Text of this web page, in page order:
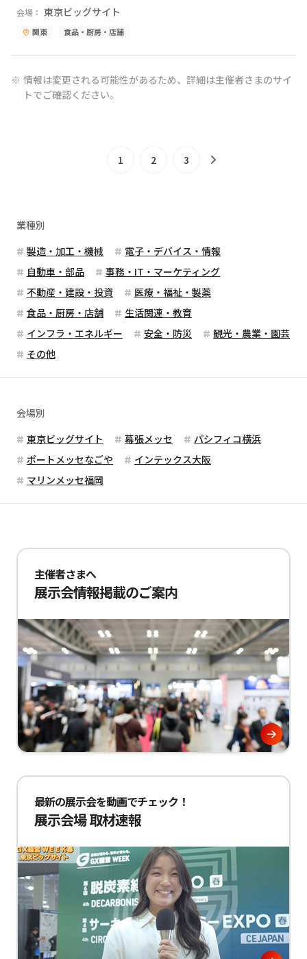
会場： 東京ビッグサイト
関東 食品・厨房・店舗
情報は変更される可能性があるため、詳細は主催者さまのサイ
トでご確認ください。
1 2 3
業種別
製造・加工・機械
電子・デバイス・情報
自動車・部品
事務・IT・マーケティング
不動産・建設・投資
医療・福祉・製薬
食品・厨房・店舗
生活関連・教育
インフラ・エネルギー
安全・防災
観光・農業・園芸
その他
会場別
東京ビッグサイト
幕張メッセ
パシフィコ横浜
ポートメッセなごや
インテックス大阪
マリンメッセ福岡
主催者さまへ
展示会情報掲載のご案内
最新の展示会を動画でチェック！
展示会場 取材速報